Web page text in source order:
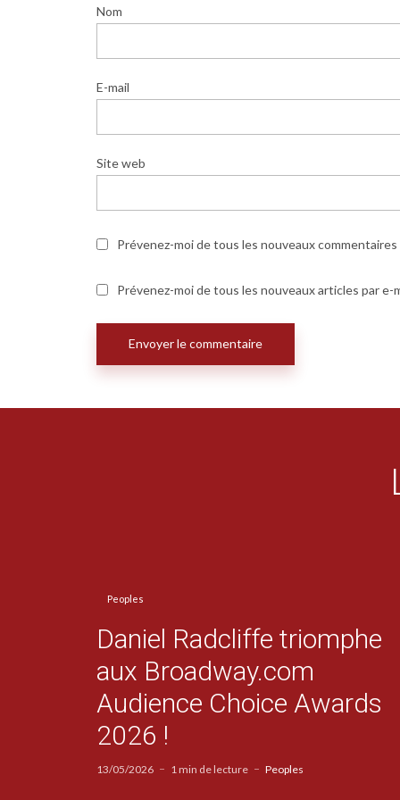
Nom
E-mail
Site web
Prévenez-moi de tous les nouveaux commentaires
Prévenez-moi de tous les nouveaux articles par e-
Peoples
Daniel Radcliffe triomphe
aux Broadway.com
Audience Choice Awards
2026 !
13/05/2026 1 min de lecture Peoples